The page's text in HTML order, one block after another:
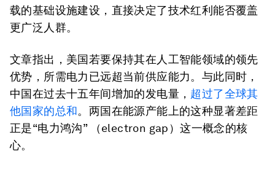
载的基础设施建设，直接决定了技术红利能否覆盖
更广泛人群。
文章指出，美国若要保持其在人工智能领域的领先
优势，所需电力已远超当前供应能力。与此同时，
中国在过去十五年间增加的发电量， 超过了全球其
他国家的总和。两国在能源产能上的这种显著差距
正是“电力鸿沟” （electron gap）这一概念的核
心。